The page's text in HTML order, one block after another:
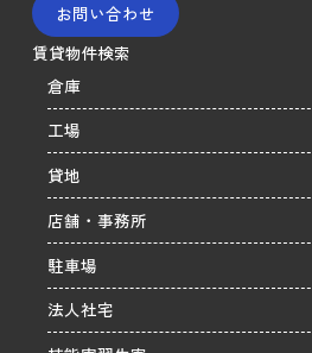
お問い合わせ
賃貸物件検索
倉庫
工場
貸地
店舗・事務所
駐車場
法人社宅